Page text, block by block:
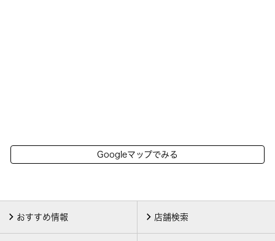
Googleマップでみる
おすすめ情報 店舗検索